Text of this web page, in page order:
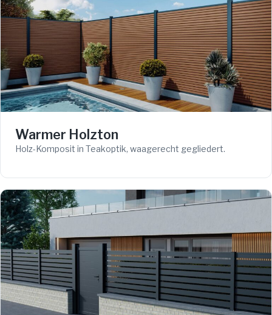
Warmer Holzton
Holz-Komposit in Teakoptik, waagerecht gegliedert.